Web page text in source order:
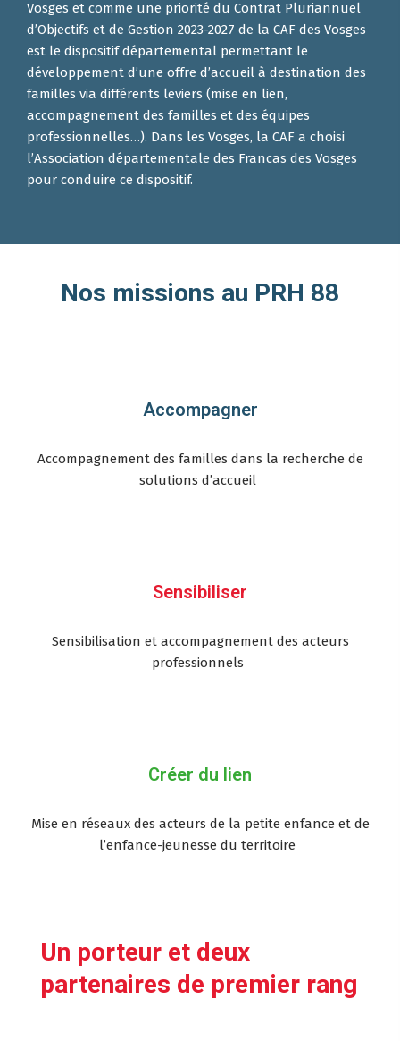
Vosges et comme une priorité du Contrat Pluriannuel
d’Objectifs et de Gestion 2023-2027 de la CAF des Vosges
est le dispositif départemental permettant le
développement d’une offre d’accueil à destination des
familles via différents leviers (mise en lien,
accompagnement des familles et des équipes
professionnelles…). Dans les Vosges, la CAF a choisi
l’Association départementale des Francas des Vosges
pour conduire ce dispositif.
Nos missions au PRH 88
Accompagner
Accompagnement des familles dans la recherche de
solutions d’accueil
Sensibiliser
Sensibilisation et accompagnement des acteurs
professionnels
Créer du lien
Mise en réseaux des acteurs de la petite enfance et de
l’enfance-jeunesse du territoire
Un porteur et deux
partenaires de premier rang